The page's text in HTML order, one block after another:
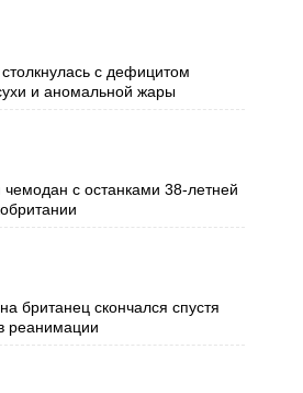
с дефицитом
и аномальной жары
с останками 38-летней
британец скончался спустя
реанимации